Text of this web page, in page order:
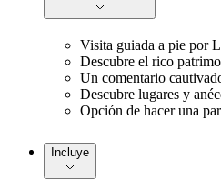
Visita guiada a pie por
Descubre el rico
Un comentario
Descubre lugares y
Opción de hacer una
Incluye